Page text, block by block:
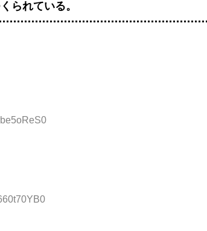
られている。